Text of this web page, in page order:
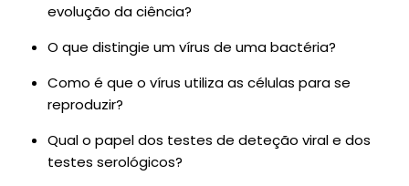
evolução da ciência?
O que distingie um vírus de uma bactéria?
Como é que o vírus utiliza as células para se
reproduzir?
Qual o papel dos testes de deteção viral e dos
testes serológicos?